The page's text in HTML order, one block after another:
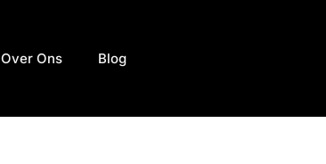
Over Ons Blog